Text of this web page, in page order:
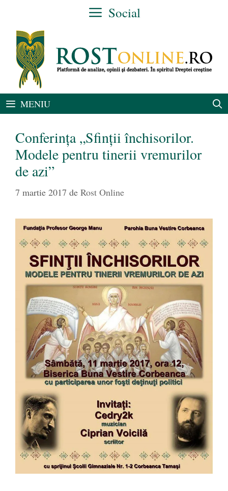
conținut
Social
MENIU
Conferinţa „Sfinţii închisorilor.
Modele pentru tinerii vremurilor
de azi”
7 martie 2017 de Rost Online